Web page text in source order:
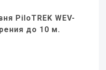
PiloTREK WEV-
до 10 м.